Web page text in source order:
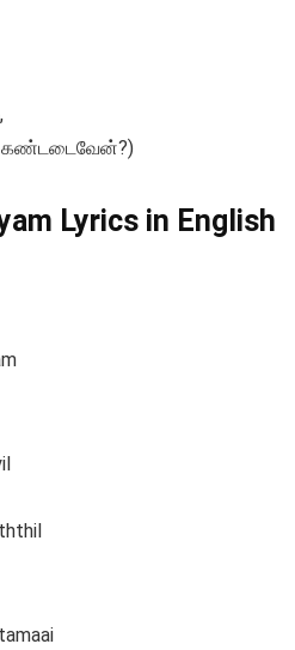
கண்டடைவேன்?)
Lyrics in English